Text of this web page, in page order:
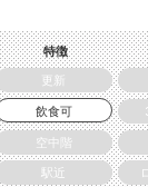
特徴
更新
飲食可
空中階
駅近